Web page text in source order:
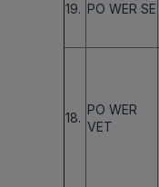
19. PO WER SE
18.
PO WER
VET